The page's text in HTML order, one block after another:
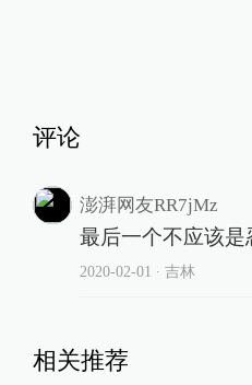
评论
澎湃网友RR7jMz
最后一个不应该是
2020-02-01 ∙ 吉林
相关推荐